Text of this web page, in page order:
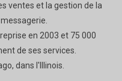
ventes et la gestion de la
en 2003 et 75 000
de ses services.
dans l'Illinois.